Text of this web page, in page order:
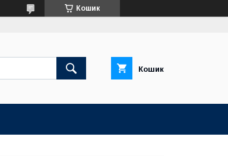
Кошик
Кошик